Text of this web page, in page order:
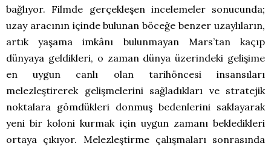
bağlıyor. Filmde gerçekleşen incelemeler sonucunda;
uzay aracının içinde bulunan böceğe benzer uzaylıların,
artık yaşama imkânı bulunmayan Mars’tan kaçıp
dünyaya geldikleri, o zaman dünya üzerindeki gelişime
en uygun canlı olan tarihöncesi insansıları
melezleştirerek gelişmelerini sağladıkları ve stratejik
noktalara gömdükleri donmuş bedenlerini saklayarak
yeni bir koloni kurmak için uygun zamanı bekledikleri
ortaya çıkıyor. Melezleştirme çalışmaları sonrasında